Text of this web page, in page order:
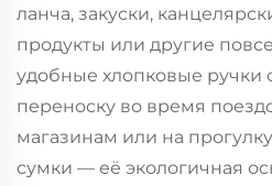
ланча, закуски,
продукты или другие
удобные хлопковые ручки
переноску во время
магазинам или на
сумки — её экологичная